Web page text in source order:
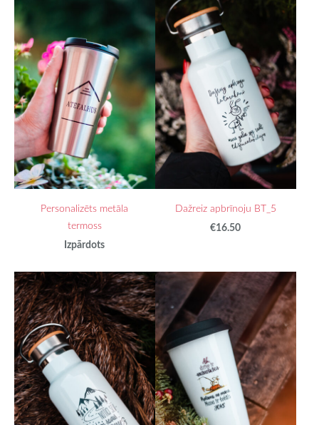
Personalizēts metāla
termoss
Izpārdots
Dažreiz apbrīnoju BT_5
€16.50